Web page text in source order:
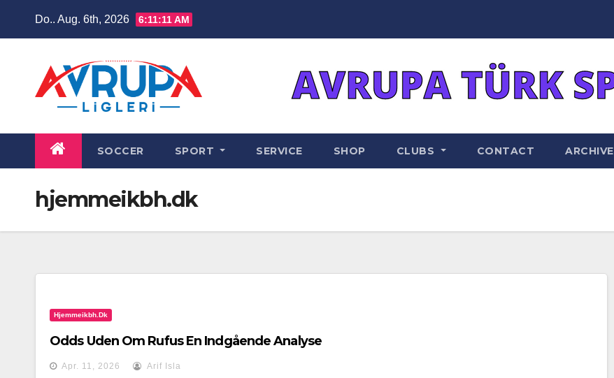
Do.. Aug. 6th, 2026 6:11:12 AM
SOCCER SPORT SERVICE SHOP CLUBS CONTACT ARCHIVE
hjemmeikbh.dk
Hjemmeikbh.dk
Odds Uden Om Rufus En Indgående Analyse
Apr. 11, 2026 Arif Isla